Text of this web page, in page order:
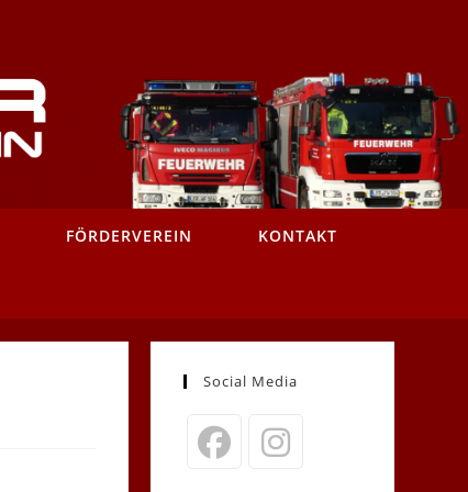
FÖRDERVEREIN KONTAKT
Social Media